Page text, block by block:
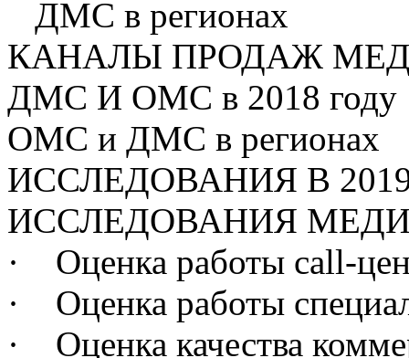
ДМС в регионах
КАНАЛЫ ПРОДАЖ
ДМС И ОМС в 2018 году
ОМС и ДМС в регионах
ИССЛЕДОВАНИЯ В
ИССЛЕДОВАНИЯ
· Оценка работы call-
· Оценка работы
· Оценка качества